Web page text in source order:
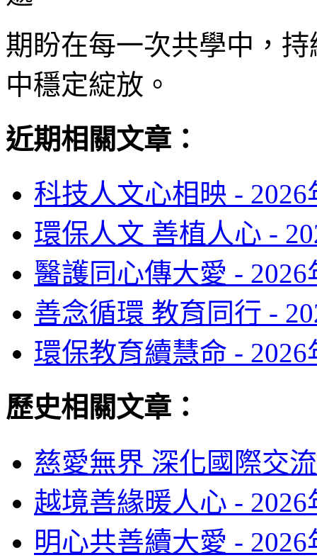
期盼在每一次共學中，
中穩定綻放。
近期相關文章：
科技人文心相映 - 2026
環保人文 善植人心 -
醫護同心傳大愛 - 2026
善念循環 教育同行 -
環保教育續慧命 - 2026
歷史相關文章：
慈愛無界 深化國際交
越境善緣暖人心 - 2026
明心共善續大愛 - 2026